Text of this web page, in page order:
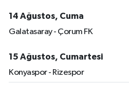
14 Ağustos, Cuma
Galatasaray - Çorum FK
15 Ağustos, Cumartesi
Konyaspor - Rizespor